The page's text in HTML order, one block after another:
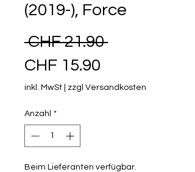
(2019-), Force
CHF 21.90
CHF 15.90
inkl. MwSt zzgl Versandkosten
Anzahl *
Beim Lieferanten verfügbar.